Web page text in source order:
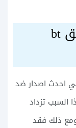
مميزات برنامج انستا البطريق bt
احدث اصدار ضد
السبب تزداد
ذلك فقد